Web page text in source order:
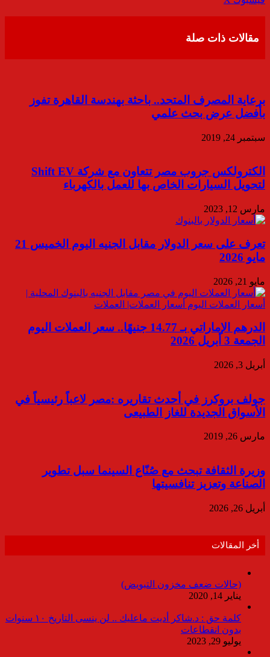
مقالات ذات صلة
برعاية المصرف المتحد.. باحثة بهندسة القاهرة تفوز
بأفضل عرض بحث علمي
سبتمبر 24, 2019
الكترولكس جروب مصر تتعاون مع شركة Shift EV
لتحويل السيارات الخاص بها للعمل بالكهرباء
مارس 12, 2023
تعرف على سعر الدولار مقابل الجنيه اليوم الخميس 21
مايو 2026
مايو 21, 2026
الدرهم الإماراتي بـ 14.77 جنيهًا.. سعر العملات اليوم
الجمعة 3 أبريل 2026
أبريل 3, 2026
جولف بروكرز في أحدث تقاريره :مصر لاعباً رئيسياً في
الأسواق الجديدة للغاز الطبيعى
مارس 26, 2019
وزيرة الثقافة تبحث مع صُنّاع السينما سبل تطوير
الصناعة وتعزيز تنافسيتها
أبريل 26, 2026
أخر المقالات
(حالات ضعف مخزون التبويض)
يناير 14, 2020
كلمة حق : د.شاكر أديت ماعليك .. لن ينسى التاريخ ١٠ سنوات
بدون انقطاعات
يوليو 29, 2023